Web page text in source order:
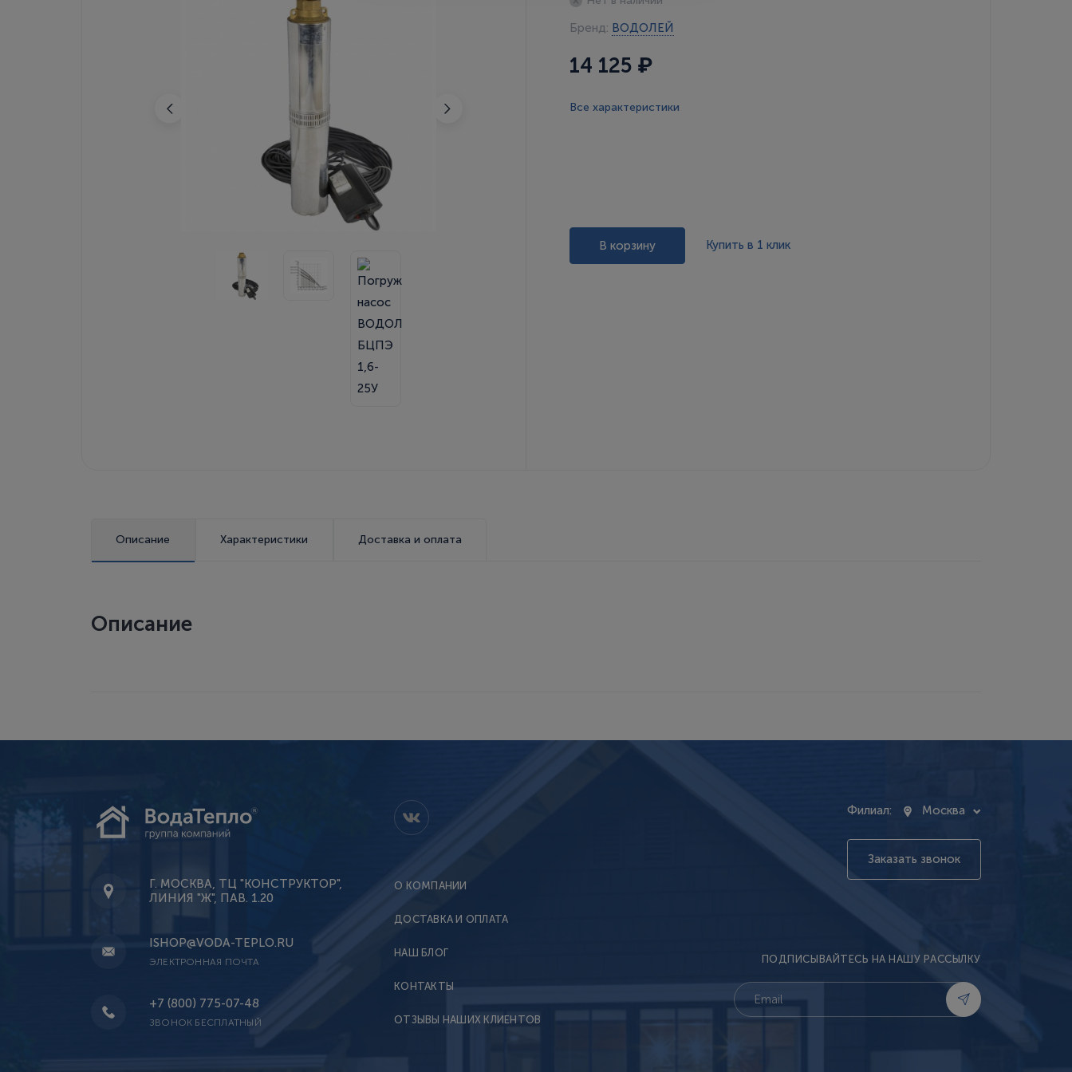
Бренд: ВОДОЛЕЙ
14 125 ₽
Все характеристики
В корзину Купить в 1 клик
Описание Характеристики Доставка и оплата
Описание
Г. МОСКВА, ТЦ "КОНСТРУКТОР",
ЛИНИЯ "Ж", ПАВ. 1.20
ISHOP@VODA-TEPLO.RU
ЭЛЕКТРОННАЯ ПОЧТА
+7 (800) 775-07-48
ЗВОНОК БЕСПЛАТНЫЙ
О КОМПАНИИ
ДОСТАВКА И ОПЛАТА
НАШ БЛОГ
КОНТАКТЫ
ОТЗЫВЫ НАШИХ КЛИЕНТОВ
Филиал: Москва
Заказать звонок
ПОДПИСЫВАЙТЕСЬ НА НАШУ РАССЫЛКУ